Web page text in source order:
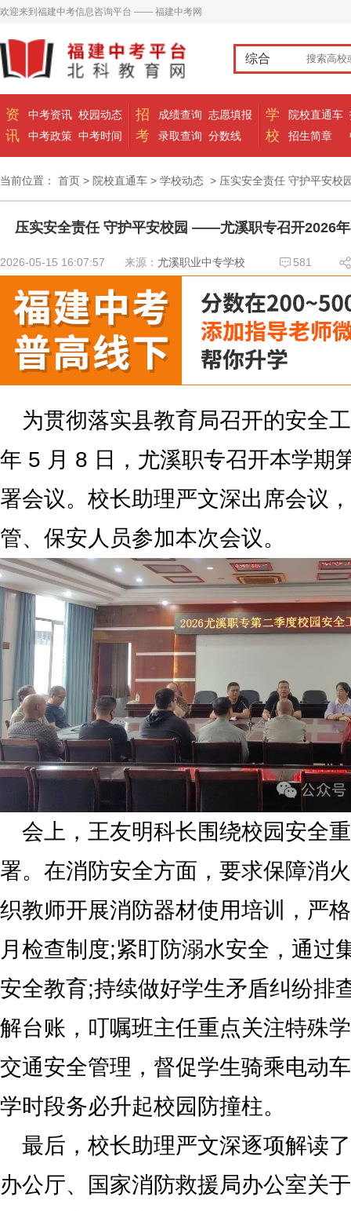
欢迎来到福建中考信息咨询平台 —— 福建中考网
综合
资
讯
中考资讯
中考政策
校园动态
中考时间
招
考
成绩查询
录取查询
志愿填报
分数线
学
校
院校直通车
招生简章
当前位置： 首页 > 院校直通车 > 学校动态 > 压实安全责任 守护平安
压实安全责任 守护平安校园 ——尤溪职专召开2026
2026-05-15 16:07:57 来源： 尤溪职业中专学校 581
为贯彻落实县教育局召开的安全
年 5 月 8 日，尤溪职专召开本学期
署会议。校长助理严文深出席会议
管、保安人员参加本次会议。
会上，王友明科长围绕校园安全
署。在消防安全方面，要求保障消
织教师开展消防器材使用培训，严
月检查制度;紧盯防溺水安全，通过
安全教育;持续做好学生矛盾纠纷排
解台账，叮嘱班主任重点关注特殊
交通安全管理，督促学生骑乘电动
学时段务必升起校园防撞柱。
最后，校长助理严文深逐项解读
办公厅、国家消防救援局办公室关